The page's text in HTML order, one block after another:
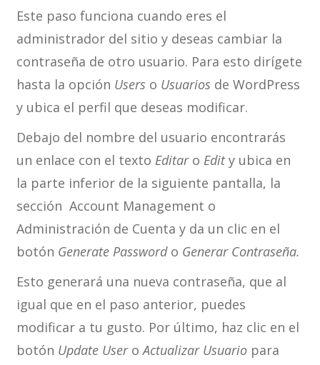
Este paso funciona cuando eres el
administrador del sitio y deseas cambiar la
contraseña de otro usuario. Para esto dirígete
hasta la opción Users o Usuarios de WordPress
y ubica el perfil que deseas modificar.
Debajo del nombre del usuario encontrarás
un enlace con el texto Editaro Edity ubica en
la parte inferior de la siguiente pantalla, la
sección Account Management o
Administración de Cuenta y da un clic en el
botón Generate Passwordo Generar Contraseña.
Esto generará una nueva contraseña, que al
igual que en el paso anterior, puedes
modificar a tu gusto. Por último, haz clic en el
botón Update UseroActualizar Usuariopara